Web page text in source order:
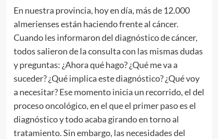
En nuestra provincia, hoy en día, más de 12.000
almerienses están haciendo frente al cáncer.
Cuando les informaron del diagnóstico de cáncer,
todos salieron de la consulta con las mismas dudas
y preguntas: ¿Ahora qué hago? ¿Qué me va a
suceder? ¿Qué implica este diagnóstico? ¿Qué voy
a necesitar? Ese momento inicia un recorrido, el del
proceso oncológico, en el que el primer paso es el
diagnóstico y todo acaba girando en torno al
tratamiento. Sin embargo, las necesidades del